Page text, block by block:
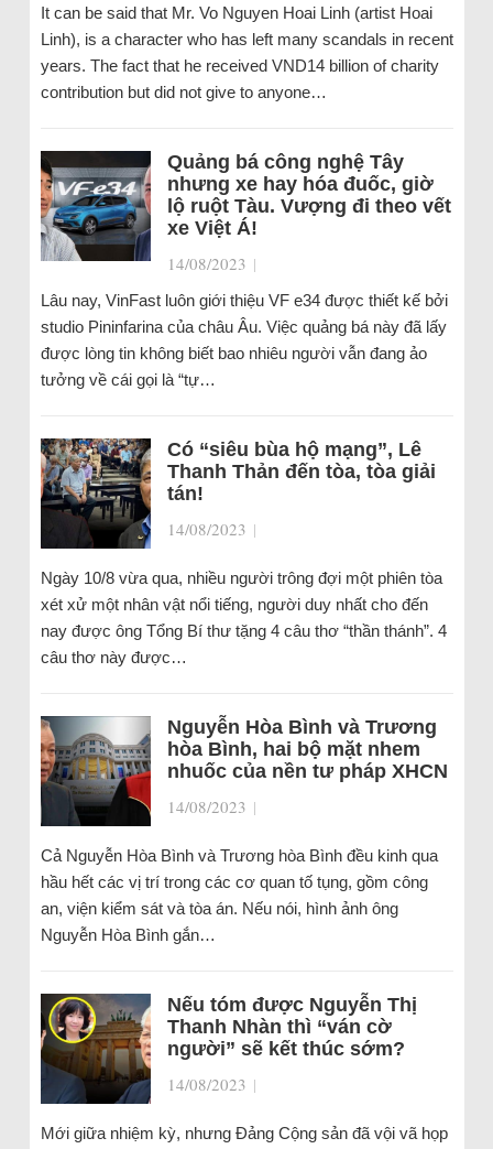
It can be said that Mr. Vo Nguyen Hoai Linh (artist Hoai
Linh), is a character who has left many scandals in recent
years. The fact that he received VND14 billion of charity
contribution but did not give to anyone…
Quảng bá công nghệ Tây
nhưng xe hay hóa đuốc, giờ
lộ ruột Tàu. Vượng đi theo vết
xe Việt Á!
14/08/2023 |
Lâu nay, VinFast luôn giới thiệu VF e34 được thiết kế bởi
studio Pininfarina của châu Âu. Việc quảng bá này đã lấy
được lòng tin không biết bao nhiêu người vẫn đang ảo
tưởng về cái gọi là “tự…
Có “siêu bùa hộ mạng”, Lê
Thanh Thản đến tòa, tòa giải
tán!
14/08/2023 |
Ngày 10/8 vừa qua, nhiều người trông đợi một phiên tòa
xét xử một nhân vật nổi tiếng, người duy nhất cho đến
nay được ông Tổng Bí thư tặng 4 câu thơ “thần thánh”. 4
câu thơ này được…
Nguyễn Hòa Bình và Trương
hòa Bình, hai bộ mặt nhem
nhuốc của nền tư pháp XHCN
14/08/2023 |
Cả Nguyễn Hòa Bình và Trương hòa Bình đều kinh qua
hầu hết các vị trí trong các cơ quan tố tụng, gồm công
an, viện kiểm sát và tòa án. Nếu nói, hình ảnh ông
Nguyễn Hòa Bình gắn…
Nếu tóm được Nguyễn Thị
Thanh Nhàn thì “ván cờ
người” sẽ kết thúc sớm?
14/08/2023 |
Mới giữa nhiệm kỳ, nhưng Đảng Cộng sản đã vội vã họp